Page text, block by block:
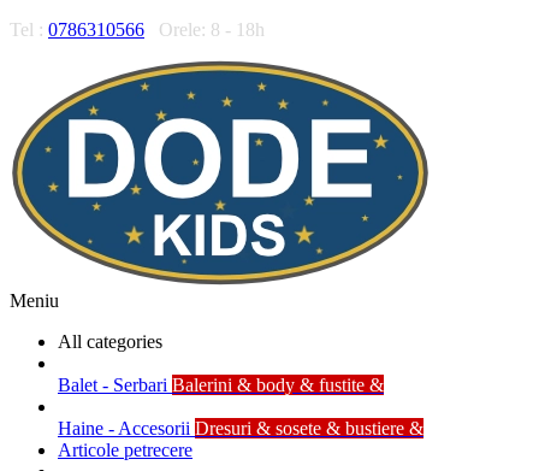
Tel : 0786310566 Orele: 8 - 18h
Meniu
All categories
Balet - Serbari Balerini & body & fustite &
Haine - Accesorii Dresuri & sosete & bustiere &
Articole petrecere